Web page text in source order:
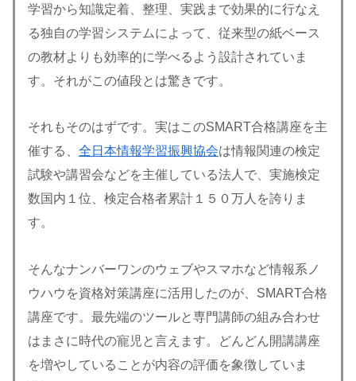
学習から知識定着、整理、実践まで効果的に行なえ
る独自の学習システムによって、従来型の紙ベース
の教材よりも効率的に学べるよう設計されていま
す。それがこの値段とは驚きです。
それもそのはずです。実はこのSMART合格講座を主
催する、 全日本情報学習振興協会は情報関連の検定
試験や講習会などを主催している法人で、実施検定
数国内１位、検定合格者累計１５０万人を誇りま
す。
そんなナンバーワンのウェブやスマホなど情報系ノ
ウハウを資格対策講座に活用したのが、SMART合格
講座です。最先端のツールと専門講師の組み合わせ
はまさに時代の寵児と言えます。どんどん開講講座
を増やしていることが内容の評価を象徴していま